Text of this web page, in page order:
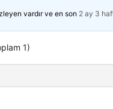
vardır ve en son 2 ay 3
1)